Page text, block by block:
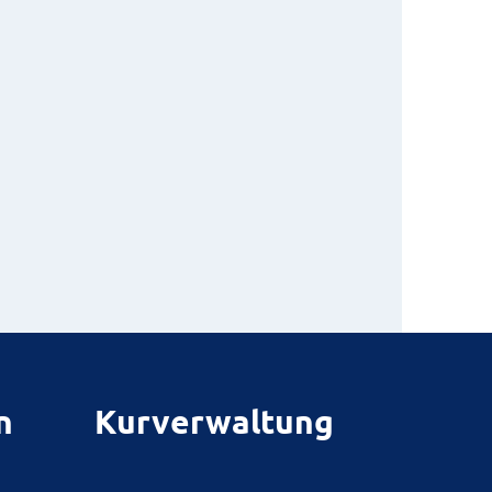
Kurverwaltung